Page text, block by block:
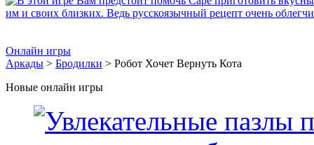
Онлайн игры
Аркады > Бродилки > Робот Хочет Вернуть Кота
Новые онлайн игры